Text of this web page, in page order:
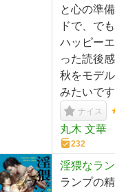
と心の準
ドで、で
ハッピー
った読後
秋をモデ
みたいです
ナイス
丸木 文華
232
淫猥なラ
ランプの